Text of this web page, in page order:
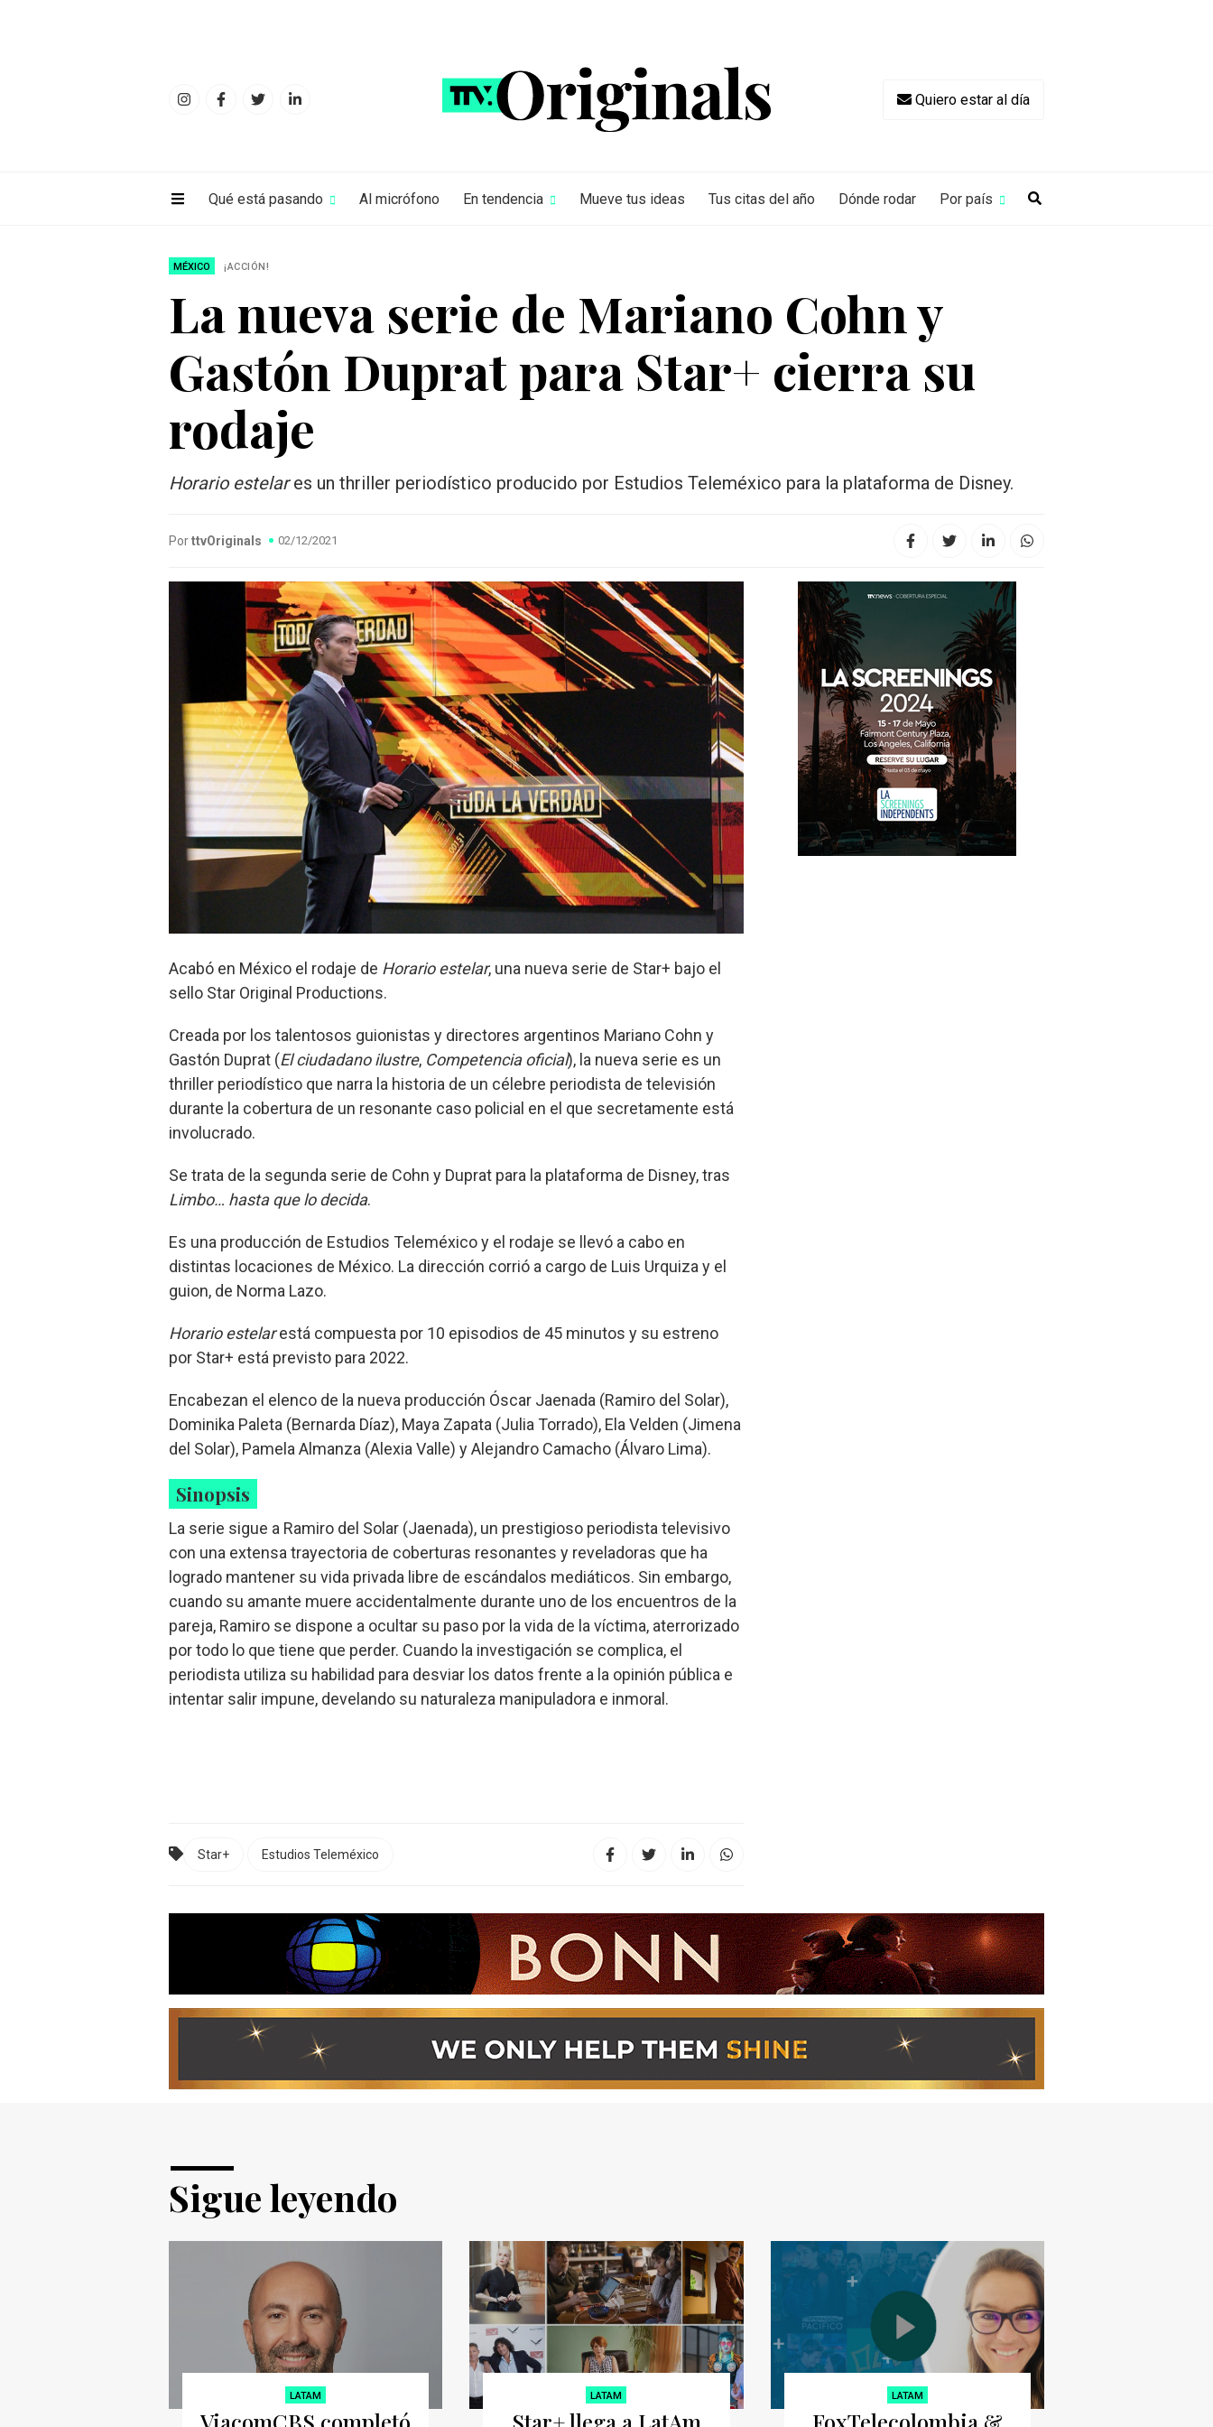
Quiero estar al día
Qué está pasando Al micrófono En tendencia Mueve tus ideas Tus citas del año Dónde rodar Por país
MÉXICO ¡ACCIÓN!
La nueva serie de Mariano Cohn y
Gastón Duprat para Star+ cierra su
rodaje
Horario estelares un thriller periodístico producido por Estudios Teleméxico para la plataforma de Disney.
PorttvOriginals 02/12/2021
Acabó en México el rodaje de Horario estelar, una nueva serie de Star+ bajo el
sello Star Original Productions.
Creada por los talentosos guionistas y directores argentinos Mariano Cohn y
Gastón Duprat (El ciudadano ilustre, Competencia oficial), la nueva serie es un
thriller periodístico que narra la historia de un célebre periodista de televisión
durante la cobertura de un resonante caso policial en el que secretamente está
involucrado.
Se trata de la segunda serie de Cohn y Duprat para la plataforma de Disney, tras
Limbo… hasta que lo decida.
Es una producción de Estudios Teleméxico y el rodaje se llevó a cabo en
distintas locaciones de México. La dirección corrió a cargo de Luis Urquiza y el
guion, de Norma Lazo.
Horario estelarestá compuesta por 10 episodios de 45 minutos y su estreno
por Star+ está previsto para 2022.
Encabezan el elenco de la nueva producción Óscar Jaenada (Ramiro del Solar),
Dominika Paleta (Bernarda Díaz), Maya Zapata (Julia Torrado), Ela Velden (Jimena
del Solar), Pamela Almanza (Alexia Valle) y Alejandro Camacho (Álvaro Lima).
Sinopsis
La serie sigue a Ramiro del Solar (Jaenada), un prestigioso periodista televisivo
con una extensa trayectoria de coberturas resonantes y reveladoras que ha
logrado mantener su vida privada libre de escándalos mediáticos. Sin embargo,
cuando su amante muere accidentalmente durante uno de los encuentros de la
pareja, Ramiro se dispone a ocultar su paso por la vida de la víctima, aterrorizado
por todo lo que tiene que perder. Cuando la investigación se complica, el
periodista utiliza su habilidad para desviar los datos frente a la opinión pública e
intentar salir impune, develando su naturaleza manipuladora e inmoral.
Star+ Estudios Teleméxico
Sigue leyendo
LATAM LATAM LATAM